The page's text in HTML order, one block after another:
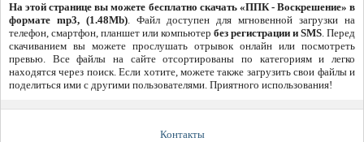
На этой странице вы можете бесплатно скачать «ППК - Воскрешение» в
формате mp3, (1.48Mb). Файл доступен для мгновенной загрузки на
телефон, смартфон, планшет или компьютер без регистрации и SMS. Перед
скачиванием вы можете прослушать отрывок онлайн или посмотреть
превью. Все файлы на сайте отсортированы по категориям и легко
находятся через поиск. Если хотите, можете также загрузить свои файлы и
поделиться ими с другими пользователями. Приятного использования!
Контакты